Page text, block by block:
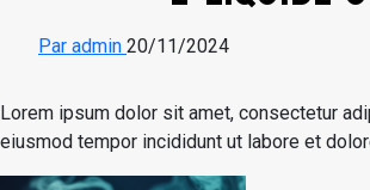
Par admin 20/11/2024
Lorem ipsum dolor sit amet, consectetur
eiusmod tempor incididunt ut labore et